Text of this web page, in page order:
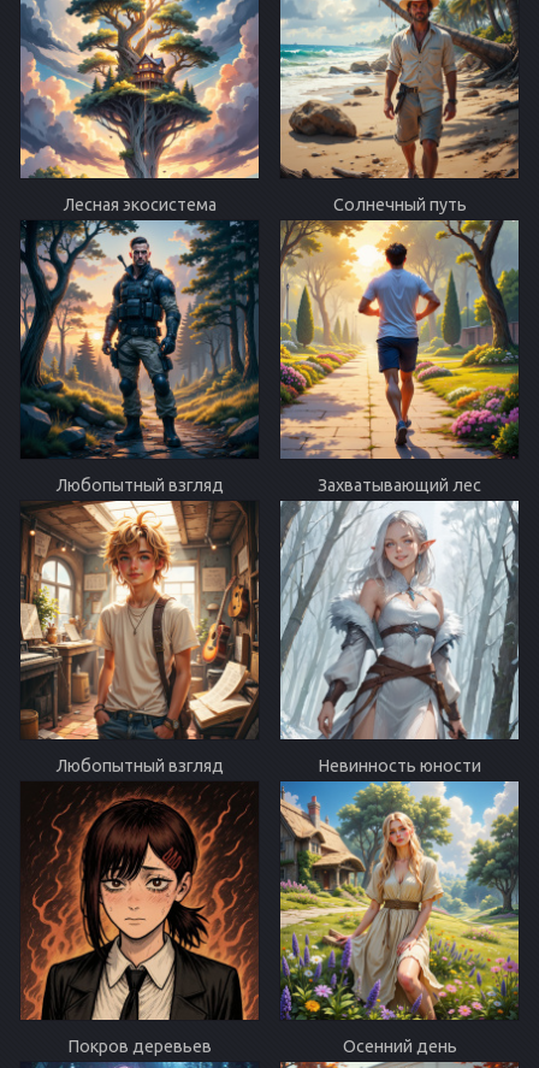
Лесная экосистема Солнечный путь
Любопытный взгляд Захватывающий лес
Любопытный взгляд Невинность юности
Покров деревьев Осенний день